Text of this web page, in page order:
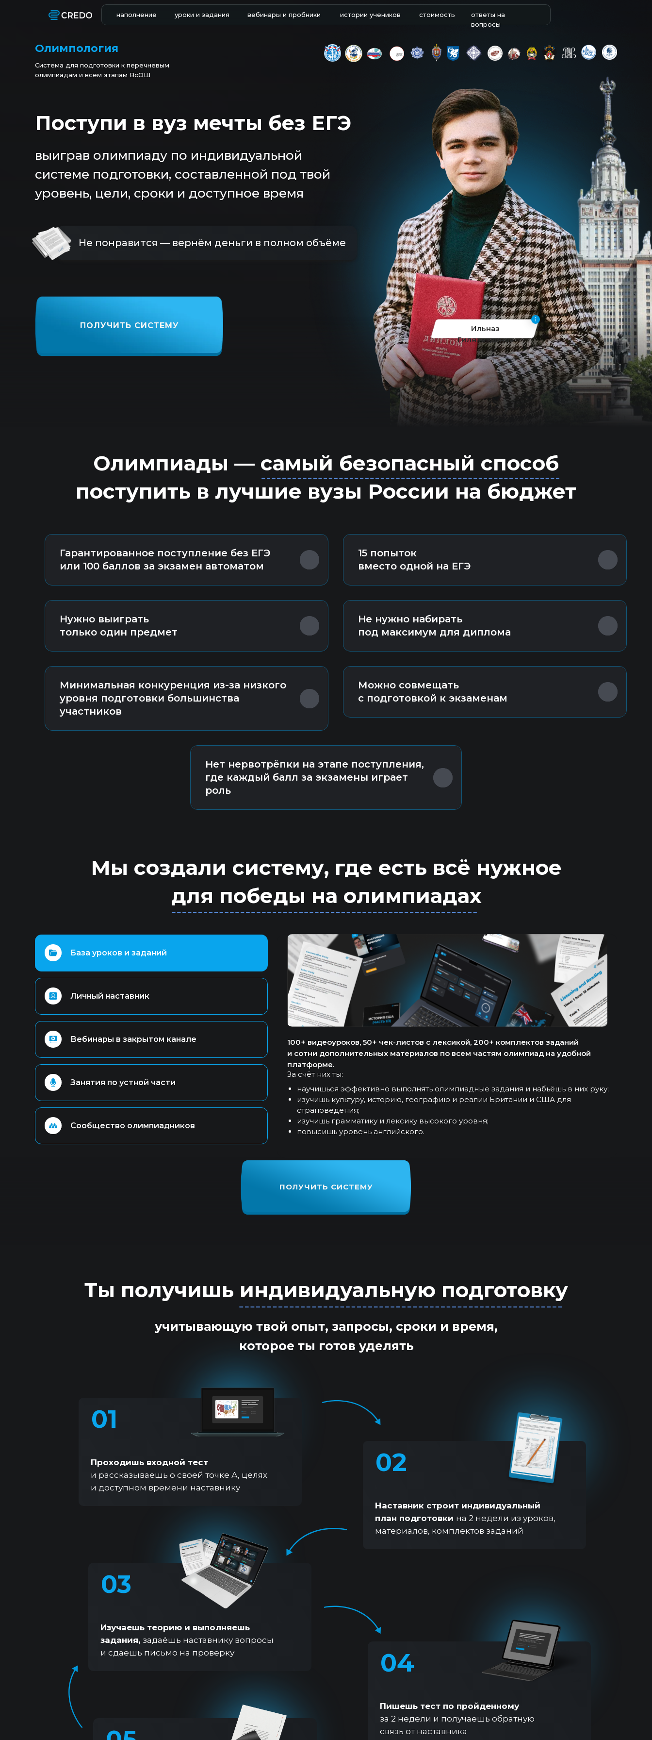
ответы на
вопросы
стоимость
истории учеников
вебинары и пробники
уроки и задания
наполнение
Система для подготовки к перечневым
олимпиадам и всем этапам ВсОШ
Поступи в вуз мечты без ЕГЭ
ПОЛУЧИТЬ СИСТЕМУ
Олимпология
Ильназ
Гилязетдинов
Не понравится — вернём деньги в полном объёме
выиграв олимпиаду по индивидуальной
системе подготовки, составленной под твой
уровень, цели, сроки и доступное время
Олимпиады — самый безопасный способ
поступить в лучшие вузы России на бюджет
Гарантированное поступление без ЕГЭ
или 100 баллов за экзамен автоматом
15 попыток
вместо одной на ЕГЭ
Нужно выиграть
только один предмет
Не нужно набирать
под максимум для диплома
Минимальная конкуренция из-за низкого
уровня подготовки большинства
участников
Можно совмещать
с подготовкой к экзаменам
Нет нервотрёпки на этапе поступления,
где каждый балл за экзамены играет
роль
Мы создали систему, где есть всё нужное
для победы на олимпиадах
⠀⠀⠀⠀⠀⠀База уроков и заданий
⠀⠀⠀⠀⠀⠀Личный наставник
⠀⠀⠀⠀⠀⠀Вебинары в закрытом канале
⠀⠀⠀⠀⠀⠀Занятия по устной части
⠀⠀⠀⠀⠀⠀Сообщество олимпиадников
100+ видеоуроков, 50+ чек-листов с лексикой, 200+ комплектов заданий
и сотни дополнительных материалов по всем частям олимпиад на удобной
платформе.
За счёт них ты:
научишься эффективно выполнять олимпиадные задания и набьёшь в них руку;
изучишь культуру, историю, географию и реалии Британии и США для
страноведения;
изучишь грамматику и лексику высокого уровня;
повысишь уровень английского.
ПОЛУЧИТЬ СИСТЕМУ
Ты получишь индивидуальную подготовку
учитывающую твой опыт, запросы, сроки и время,
которое ты готов уделять
Проходишь входной тест
и рассказываешь о своей точке А, целях
и доступном времени наставнику
01
Наставник строит индивидуальный
план подготовки на 2 недели из уроков,
материалов, комплектов заданий
02
04
Пишешь тест по пройденному
за 2 недели и получаешь обратную
связь от наставника
Изучаешь теорию и выполняешь
задания, задаёшь наставнику вопросы
и сдаёшь письмо на проверку
03